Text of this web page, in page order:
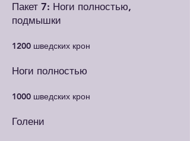
Пакет 7: Ноги полностью,
подмышки
1200 шведских крон
Ноги полностью
1000 шведских крон
Голени